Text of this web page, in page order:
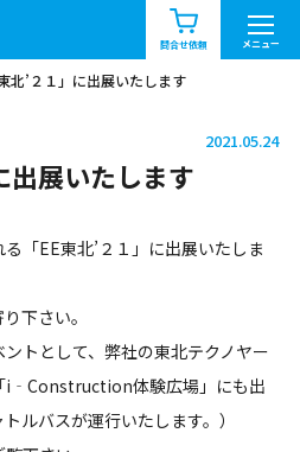
問合せ依頼 メニュー
お知らせ一覧
お問合せ
東北
関西 中国・四国
東北’２１」に出展いたします
2021.05.24
出展いたします
「EE東北’２１」に出展いたしま
下さい。
トとして、弊社の東北テクノヤー
i‐Construction体験広場」にも出
ルバスが運行いたします。）